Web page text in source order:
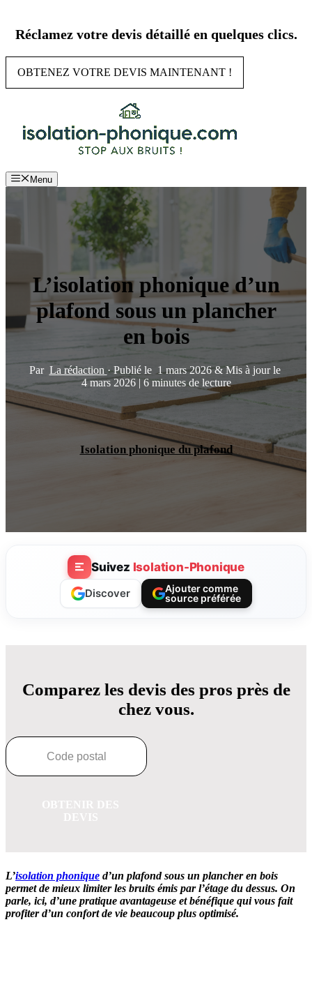
contenu
Réclamez votre devis détaillé en quelques clics.
OBTENEZ VOTRE DEVIS MAINTENANT !
Menu
L’isolation phonique d’un
plafond sous un plancher
en bois
Par La rédaction · Publié le 1 mars 2026& Mis à jour le
4 mars 2026 | 6 minutes de lecture
Isolation phonique du plafond
Suivez Isolation-Phonique
Discover
Ajouter comme
source préférée
Comparez les devis des pros près de
chez vous.
L’isolation phonique d’un plafond sous un plancher en bois
permet de mieux limiter les bruits émis par l’étage du dessus. On
parle, ici, d’une pratique avantageuse et bénéfique qui vous fait
profiter d’un confort de vie beaucoup plus optimisé.